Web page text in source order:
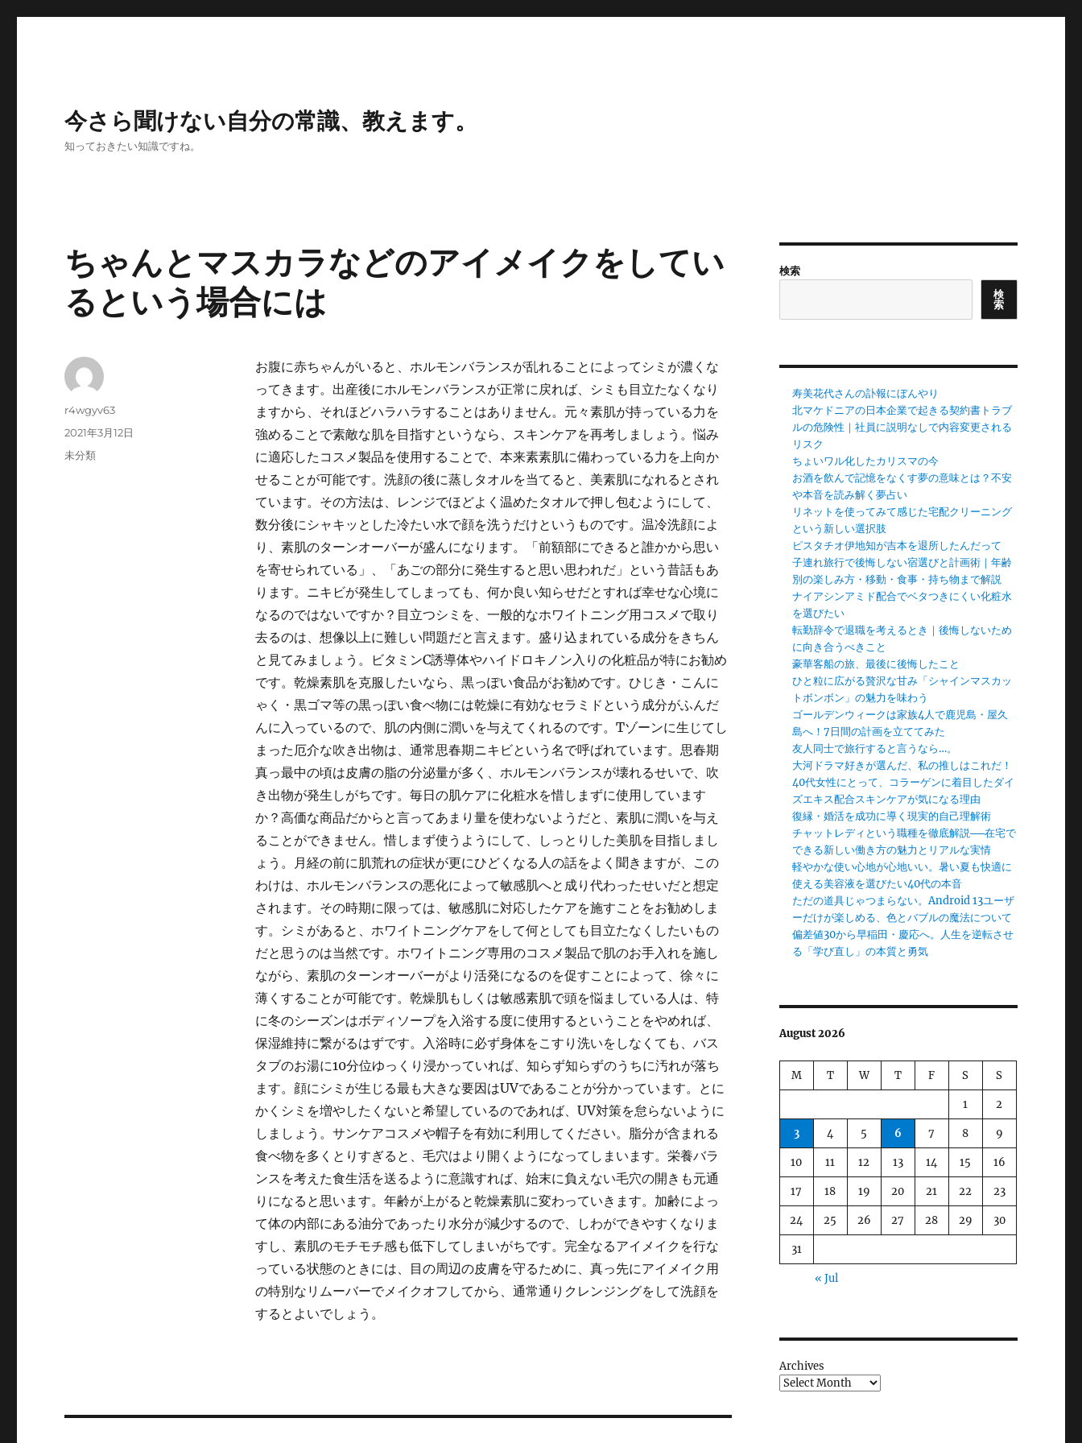
今さら聞けない自分の常識、教えます。
知っておきたい知識ですね。
ちゃんとマスカラなどのアイメイクをしてい
るという場合には
お腹に赤ちゃんがいると、ホルモンバランスが乱れることによってシミが濃くな
ってきます。出産後にホルモンバランスが正常に戻れば、シミも目立たなくなり
ますから、それほどハラハラすることはありません。元々素肌が持っている力を
強めることで素敵な肌を目指すというなら、スキンケアを再考しましょう。悩み
に適応したコスメ製品を使用することで、本来素素肌に備わっている力を上向か
せることが可能です。洗顔の後に蒸しタオルを当てると、美素肌になれるとされ
ています。その方法は、レンジでほどよく温めたタオルで押し包むようにして、
数分後にシャキッとした冷たい水で顔を洗うだけというものです。温冷洗顔によ
り、素肌のターンオーバーが盛んになります。「前額部にできると誰かから思い
を寄せられている」、「あごの部分に発生すると思い思われだ」という昔話もあ
ります。ニキビが発生してしまっても、何か良い知らせだとすれば幸せな心境に
なるのではないですか？目立つシミを、一般的なホワイトニング用コスメで取り
去るのは、想像以上に難しい問題だと言えます。盛り込まれている成分をきちん
と見てみましょう。ビタミンC誘導体やハイドロキノン入りの化粧品が特にお勧め
です。乾燥素肌を克服したいなら、黒っぽい食品がお勧めです。ひじき・こんに
ゃく・黒ゴマ等の黒っぽい食べ物には乾燥に有効なセラミドという成分がふんだ
んに入っているので、肌の内側に潤いを与えてくれるのです。Tゾーンに生じてし
まった厄介な吹き出物は、通常思春期ニキビという名で呼ばれています。思春期
真っ最中の頃は皮膚の脂の分泌量が多く、ホルモンバランスが壊れるせいで、吹
き出物が発生しがちです。毎日の肌ケアに化粧水を惜しまずに使用しています
か？高価な商品だからと言ってあまり量を使わないようだと、素肌に潤いを与え
ることができません。惜しまず使うようにして、しっとりした美肌を目指しまし
ょう。月経の前に肌荒れの症状が更にひどくなる人の話をよく聞きますが、この
わけは、ホルモンバランスの悪化によって敏感肌へと成り代わったせいだと想定
されます。その時期に限っては、敏感肌に対応したケアを施すことをお勧めしま
す。シミがあると、ホワイトニングケアをして何としても目立たなくしたいもの
だと思うのは当然です。ホワイトニング専用のコスメ製品で肌のお手入れを施し
ながら、素肌のターンオーバーがより活発になるのを促すことによって、徐々に
薄くすることが可能です。乾燥肌もしくは敏感素肌で頭を悩ましている人は、特
に冬のシーズンはボディソープを入浴する度に使用するということをやめれば、
保湿維持に繋がるはずです。入浴時に必ず身体をこすり洗いをしなくても、バス
タブのお湯に10分位ゆっくり浸かっていれば、知らず知らずのうちに汚れが落ち
ます。顔にシミが生じる最も大きな要因はUVであることが分かっています。とに
かくシミを増やしたくないと希望しているのであれば、UV対策を怠らないように
しましょう。サンケアコスメや帽子を有効に利用してください。脂分が含まれる
食べ物を多くとりすぎると、毛穴はより開くようになってしまいます。栄養バラ
ンスを考えた食生活を送るように意識すれば、始末に負えない毛穴の開きも元通
りになると思います。年齢が上がると乾燥素肌に変わっていきます。加齢によっ
て体の内部にある油分であったり水分が減少するので、しわができやすくなりま
すし、素肌のモチモチ感も低下してしまいがちです。完全なるアイメイクを行な
っている状態のときには、目の周辺の皮膚を守るために、真っ先にアイメイク用
の特別なリムーバーでメイクオフしてから、通常通りクレンジングをして洗顔を
するとよいでしょう。
Author
r4wgyv63
Posted
on
2021年3月12日
Categories
未分類
検索
検
索
寿美花代さんの訃報にぼんやり
北マケドニアの日本企業で起きる契約書トラブ
ルの危険性｜社員に説明なしで内容変更される
リスク
ちょいワル化したカリスマの今
お酒を飲んで記憶をなくす夢の意味とは？不安
や本音を読み解く夢占い
リネットを使ってみて感じた宅配クリーニング
という新しい選択肢
ピスタチオ伊地知が吉本を退所したんだって
子連れ旅行で後悔しない宿選びと計画術｜年齢
別の楽しみ方・移動・食事・持ち物まで解説
ナイアシンアミド配合でベタつきにくい化粧水
を選びたい
転勤辞令で退職を考えるとき｜後悔しないため
に向き合うべきこと
豪華客船の旅、最後に後悔したこと
ひと粒に広がる贅沢な甘み「シャインマスカッ
トボンボン」の魅力を味わう
ゴールデンウィークは家族4人で鹿児島・屋久
島へ！7日間の計画を立ててみた
友人同士で旅行すると言うなら…。
大河ドラマ好きが選んだ、私の推しはこれだ！
40代女性にとって、コラーゲンに着目したダイ
ズエキス配合スキンケアが気になる理由
復縁・婚活を成功に導く現実的自己理解術
チャットレディという職種を徹底解説──在宅で
できる新しい働き方の魅力とリアルな実情
軽やかな使い心地が心地いい。暑い夏も快適に
使える美容液を選びたい40代の本音
ただの道具じゃつまらない。Android 13ユーザ
ーだけが楽しめる、色とバブルの魔法について
偏差値30から早稲田・慶応へ。人生を逆転させ
る「学び直し」の本質と勇気
August 2026
M T W T F S S
1 2
3 4 5 6 7 8 9
10 11 12 13 14 15 16
17 18 19 20 21 22 23
24 25 26 27 28 29 30
31
« Jul
Archives